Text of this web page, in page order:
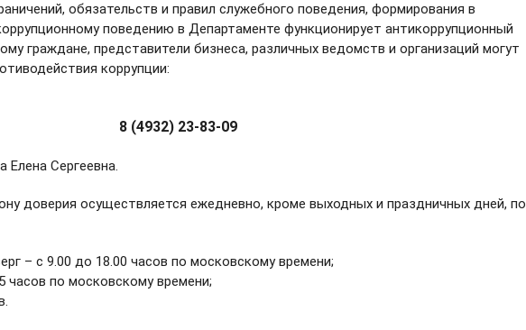
обязательств и правил служебного поведения, формирования в
поведению в Департаменте функционирует антикоррупционный
граждане, представители бизнеса, различных ведомств и организаций могут
коррупции:
8 (4932) 23-83-09
Елена Сергеевна.
доверия осуществляется ежедневно, кроме выходных и праздничных дней, по
– с 9.00 до 18.00 часов по московскому времени;
часов по московскому времени;